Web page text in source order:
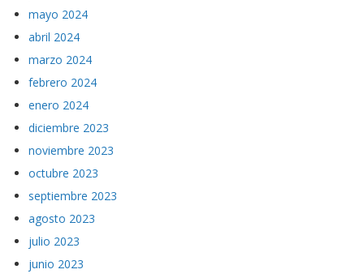
mayo 2024
abril 2024
marzo 2024
febrero 2024
enero 2024
diciembre 2023
noviembre 2023
octubre 2023
septiembre 2023
agosto 2023
julio 2023
junio 2023